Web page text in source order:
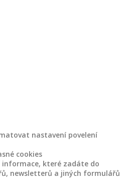
nastavení povelení
cookies
informace, které zadáte do
newsletterů a jiných formulářů